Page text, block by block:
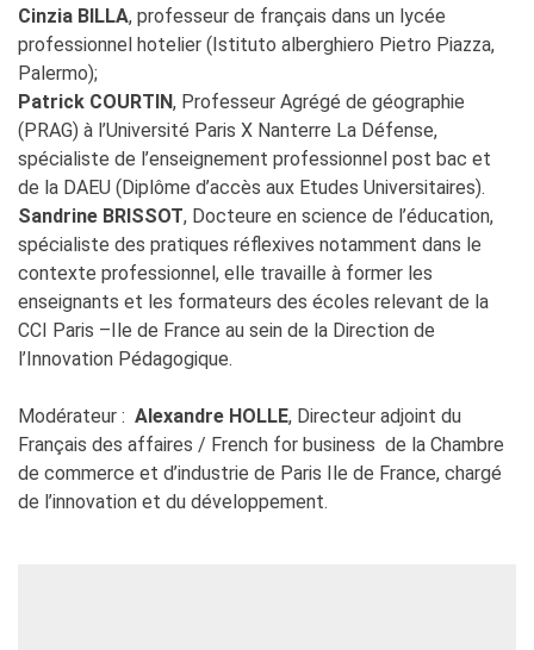
Cinzia BILLA, professeur de français dans un lycée
professionnel hotelier (Istituto alberghiero Pietro Piazza,
Palermo);
Patrick COURTIN, Professeur Agrégé de géographie
(PRAG) à l’Université Paris X Nanterre La Défense,
spécialiste de l’enseignement professionnel post bac et
de la DAEU (Diplôme d’accès aux Etudes Universitaires).
Sandrine BRISSOT, Docteure en science de l’éducation,
spécialiste des pratiques réflexives notamment dans le
contexte professionnel, elle travaille à former les
enseignants et les formateurs des écoles relevant de la
CCI Paris –Ile de France au sein de la Direction de
l’Innovation Pédagogique.
Modérateur : Alexandre HOLLE, Directeur adjoint du
Français des affaires / French for business de la Chambre
de commerce et d’industrie de Paris Ile de France, chargé
de l’innovation et du développement.